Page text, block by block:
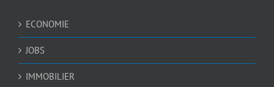
ECONOMIE
JOBS
IMMOBILIER